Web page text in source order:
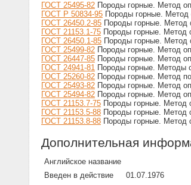
ГОСТ 25495-82 Породы горные. Метод
ГОСТ Р 50834-95 Породы горные. Метод
ГОСТ 26450.2-85 Породы горные. Метод
ГОСТ 21153.1-75 Породы горные. Метод
ГОСТ 26450.1-85 Породы горные. Метод
ГОСТ 25499-82 Породы горные. Метод
ГОСТ 26447-85 Породы горные. Метод
ГОСТ 24941-81 Породы горные. Методы
ГОСТ 25260-82 Породы горные. Метод
ГОСТ 25493-82 Породы горные. Метод
ГОСТ 25494-82 Породы горные. Метод
ГОСТ 21153.7-75 Породы горные. Метод
ГОСТ 21153.5-88 Породы горные. Метод
ГОСТ 21153.8-88 Породы горные. Метод
Дополнительная
Английское название
Введен в действие
01.07.1976